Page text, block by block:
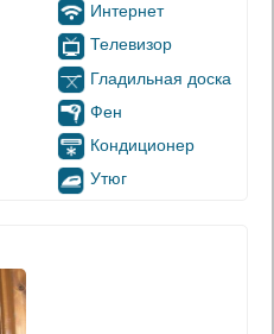
Интернет
Телевизор
Гладильная доска
Фен
Кондиционер
Утюг